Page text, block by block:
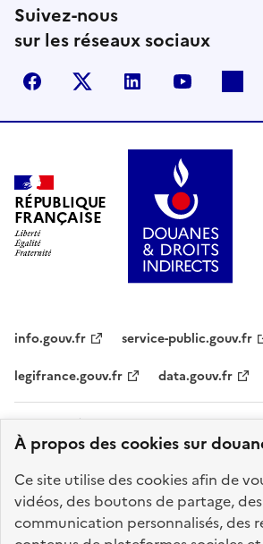
À propos des cookies sur
Ce site utilise des cookies afin de
vidéos, des boutons de partage,
communication personnalisés, des
Suivez-nous
sur les réseaux sociaux
FacebookX (anciennement
LinkedIn
RÉPUBLIQUE
FRANÇAISE
info.gouv.fr
service-public.gouv.fr
legifrance.gouv.fr
data.gouv.fr
Plan du site Accessibilité : partiellement
Données personnelles
Paramètres d'affichage
Sauf mention explicite de propriété
les contenus de ce site sont proposés sous